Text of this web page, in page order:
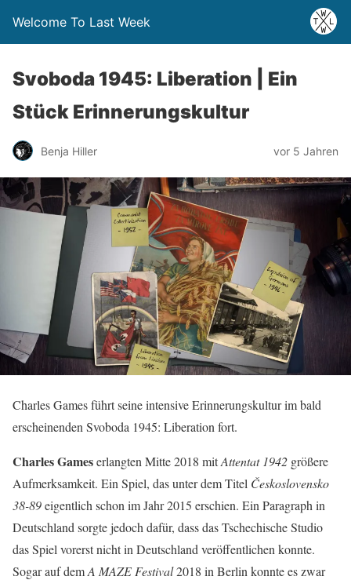
Welcome To Last Week
Svoboda 1945: Liberation | Ein
Stück Erinnerungskultur
Benja Hiller vor 5 Jahren
Charles Games führt seine intensive Erinnerungskultur im bald
erscheinenden Svoboda 1945: Liberation fort.
Charles Gameserlangten Mitte 2018 mitAttentat 1942 größere
Aufmerksamkeit. Ein Spiel, das unter dem Titel Československo
38-89eigentlich schon im Jahr 2015 erschien. Ein Paragraph in
Deutschland sorgte jedoch dafür, dass das Tschechische Studio
das Spiel vorerst nicht in Deutschland veröffentlichen konnte.
Sogar auf demA MAZE Festival2018 in Berlin konnte es zwar